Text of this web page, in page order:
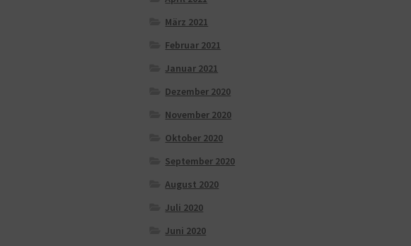
März 2021
Februar 2021
Januar 2021
Dezember 2020
November 2020
Oktober 2020
September 2020
August 2020
Juli 2020
Juni 2020